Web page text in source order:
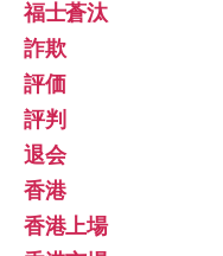
福士蒼汰
詐欺
評価
評判
退会
香港
香港上場